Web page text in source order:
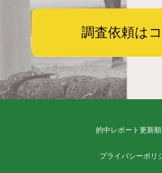
調査依頼は
的中レポート更新
プライバシーポリ